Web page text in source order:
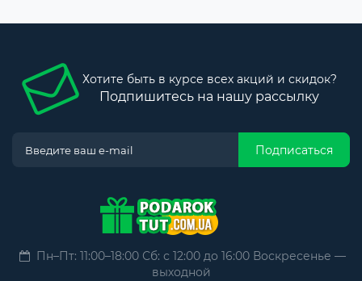
Хотите быть в курсе всех акций и скидок?
Подпишитесь на нашу рассылку
Подписаться
Пн–Пт: 11:00–18:00 Сб: с 12:00 до 16:00 Воскресенье —
выходной